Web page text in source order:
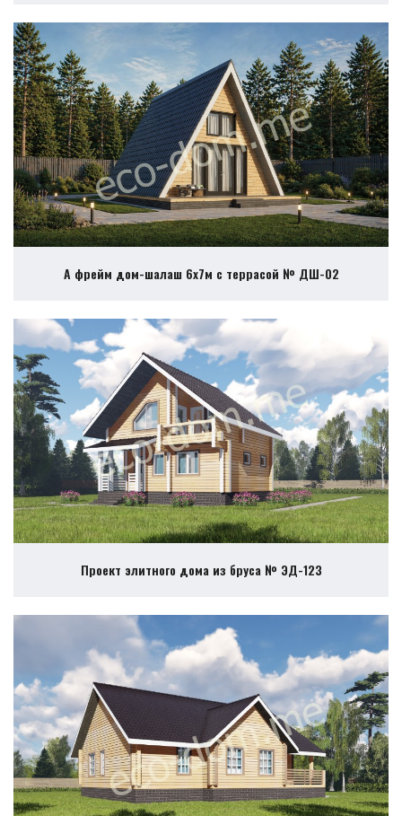
А фрейм дом-шалаш 6х7м с террасой № ДШ-02
Проект элитного дома из бруса № ЭД-123